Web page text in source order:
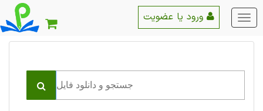
منو
اصلی